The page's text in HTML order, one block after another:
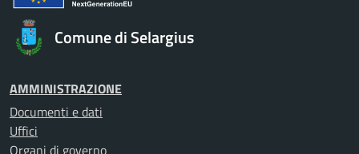
Comune di Selargius
AMMINISTRAZIONE
Documenti e dati
Uffici
Organi di governo